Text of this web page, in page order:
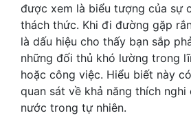
được xem là biểu tượng của sự
thách thức. Khi đi đường gặp
là dấu hiệu cho thấy bạn sắp
những đối thủ khó lường trong
hoặc công việc. Hiểu biết này
quan sát về khả năng thích nghi
nước trong tự nhiên.